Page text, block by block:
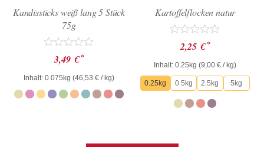
Kandissticks weiß lang 5 Stück
75g
Bewertet
mit
0
von
5
3,49 € *
Inhalt: 0.075kg (46,53 € / kg)
Kartoffelflocken natur
Bewertet
mit
0
von
5
2,25 € *
Inhalt: 0.25kg (9,00 € / kg)
0.25kg 0.5kg 2.5kg 5kg